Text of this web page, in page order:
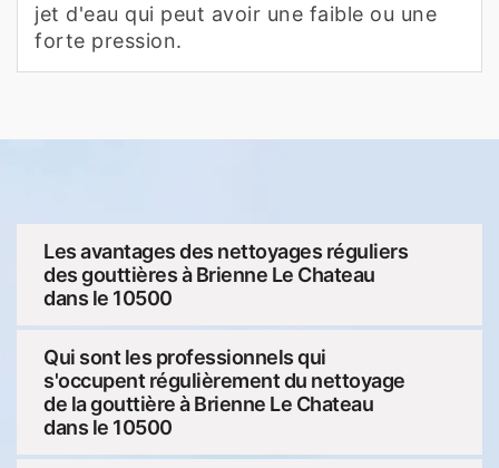
jet d'eau qui peut avoir une faible ou une
forte pression.
Les avantages des nettoyages réguliers
des gouttières à Brienne Le Chateau
dans le 10500
Qui sont les professionnels qui
s'occupent régulièrement du nettoyage
de la gouttière à Brienne Le Chateau
dans le 10500